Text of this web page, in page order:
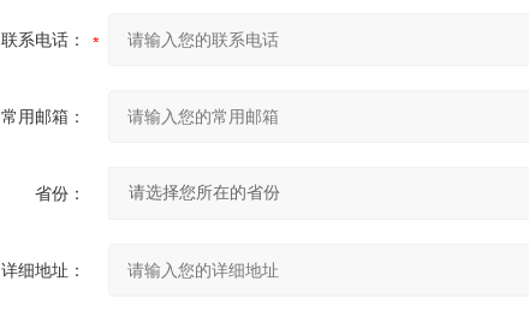
联系电话：
常用邮箱：
省份：
详细地址：